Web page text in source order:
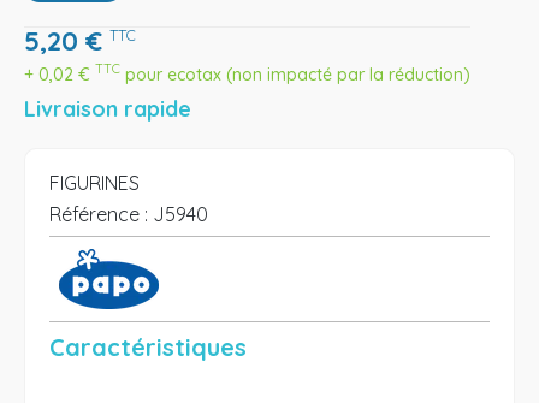
5,20 € TTC
+ 0,02 € TTC pour ecotax (non impacté par la réduction)
Livraison rapide
FIGURINES
Référence : J5940
Caractéristiques